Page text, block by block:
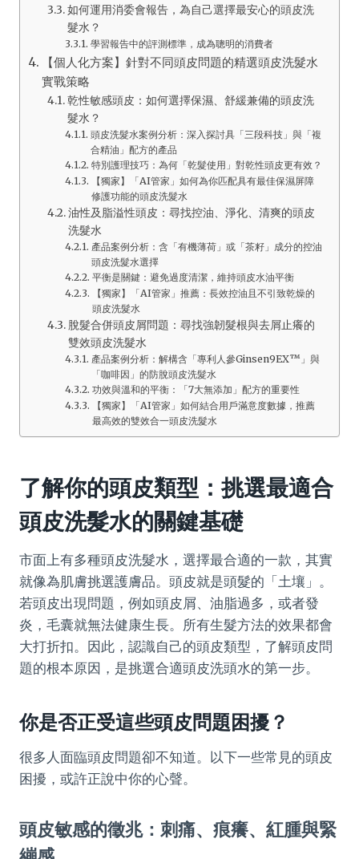
如何運用消委會報告，為自己選擇最安心的頭皮洗
髮水？
學習報告中的評測標準，成為聰明的消費者
【個人化方案】針對不同頭皮問題的精選頭皮洗髮水
實戰策略
乾性敏感頭皮：如何選擇保濕、舒緩兼備的頭皮洗
髮水？
頭皮洗髮水案例分析：深入探討具「三段科技」與「複
合精油」配方的產品
特別護理技巧：為何「乾髮使用」對乾性頭皮更有效？
【獨家】「AI管家」如何為你匹配具有最佳保濕屏障
修護功能的頭皮洗髮水
油性及脂溢性頭皮：尋找控油、淨化、清爽的頭皮
洗髮水
產品案例分析：含「有機薄荷」或「茶籽」成分的控油
頭皮洗髮水選擇
平衡是關鍵：避免過度清潔，維持頭皮水油平衡
【獨家】「AI管家」推薦：長效控油且不引致乾燥的
頭皮洗髮水
脫髮合併頭皮屑問題：尋找強韌髮根與去屑止癢的
雙效頭皮洗髮水
產品案例分析：解構含「專利人參Ginsen9EX™」與
「咖啡因」的防脫頭皮洗髮水
功效與溫和的平衡：「7大無添加」配方的重要性
【獨家】「AI管家」如何結合用戶滿意度數據，推薦
最高效的雙效合一頭皮洗髮水
了解你的頭皮類型：挑選最適合
頭皮洗髮水的關鍵基礎
市面上有多種頭皮洗髮水，選擇最合適的一款，其實
就像為肌膚挑選護膚品。頭皮就是頭髮的「土壤」。
若頭皮出現問題，例如頭皮屑、油脂過多，或者發
炎，毛囊就無法健康生長。所有生髮方法的效果都會
大打折扣。因此，認識自己的頭皮類型，了解頭皮問
題的根本原因，是挑選合適頭皮洗頭水的第一步。
你是否正受這些頭皮問題困擾？
很多人面臨頭皮問題卻不知道。以下一些常見的頭皮
困擾，或許正說中你的心聲。
頭皮敏感的徵兆：刺痛、痕癢、紅腫與緊